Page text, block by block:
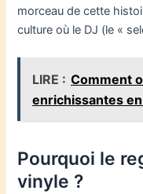
morceau de cette
culture où le DJ (le «
LIRE : Comment
enrichissantes
Pourquoi le
vinyle ?